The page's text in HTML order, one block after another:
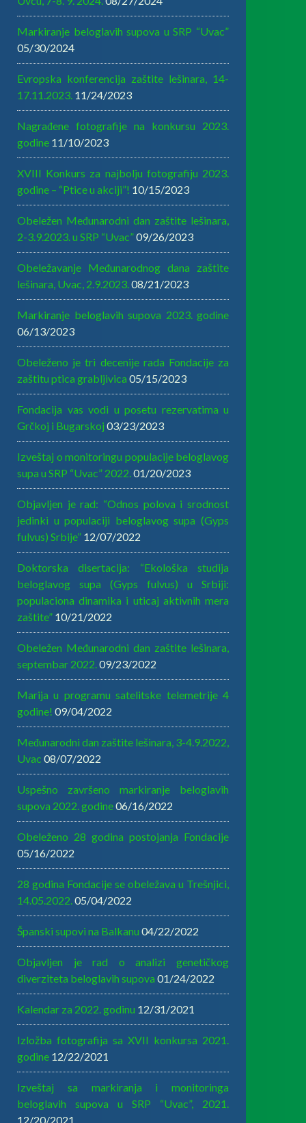
Markiranje beloglavih supova u SRP “Uvac”
05/30/2024
Evropska konferencija zaštite lešinara, 14-
17.11.2023. 11/24/2023
Nagrađene fotografije na konkursu 2023.
godine 11/10/2023
XVIII Konkurs za najbolju fotografiju 2023.
godine – “Ptice u akciji”! 10/15/2023
Obeležen Međunarodni dan zaštite lešinara,
2-3.9.2023. u SRP “Uvac”09/26/2023
Obeležavanje Međunarodnog dana zaštite
lešinara, Uvac, 2.9.2023. 08/21/2023
Markiranje beloglavih supova 2023. godine
06/13/2023
Obeleženo je tri decenije rada Fondacije za
zaštitu ptica grabljivica 05/15/2023
Fondacija vas vodi u posetu rezervatima u
Grčkoj i Bugarskoj 03/23/2023
Izveštaj o monitoringu populacije beloglavog
supa u SRP “Uvac” 2022. 01/20/2023
Objavljen je rad: “Odnos polova i srodnost
jedinki u populaciji beloglavog supa (Gyps
fulvus) Srbije” 12/07/2022
Doktorska disertacija: “Ekološka studija
beloglavog supa (Gyps fulvus) u Srbiji:
populaciona dinamika i uticaj aktivnih mera
zaštite” 10/21/2022
Obeležen Međunarodni dan zaštite lešinara,
septembar 2022. 09/23/2022
Marija u programu satelitske telemetrije 4
godine! 09/04/2022
Međunarodni dan zaštite lešinara, 3-4.9.2022,
Uvac 08/07/2022
Uspešno završeno markiranje beloglavih
supova 2022. godine06/16/2022
Obeleženo 28 godina postojanja Fondacije
05/16/2022
28 godina Fondacije se obeležava u Trešnjici,
14.05.2022. 05/04/2022
Španski supovi na Balkanu 04/22/2022
Objavljen je rad o analizi genetičkog
diverziteta beloglavih supova 01/24/2022
Kalendar za 2022. godinu 12/31/2021
Izložba fotografija sa XVII konkursa 2021.
godine 12/22/2021
Izveštaj sa markiranja i monitoringa
beloglavih supova u SRP “Uvac”, 2021.
12/20/2021